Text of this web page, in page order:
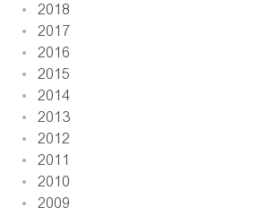
2018
2017
2016
2015
2014
2013
2012
2011
2010
2009